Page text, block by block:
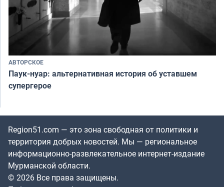
АВТОРСКОЕ
Паук-нуар: альтернативная история об уставшем
супергерое
Region51.com — это зона свободная от политики и
территория добрых новостей. Мы — региональное
информационно-развлекательное интернет-издание
Мурманской области.
© 2026 Все права защищены.